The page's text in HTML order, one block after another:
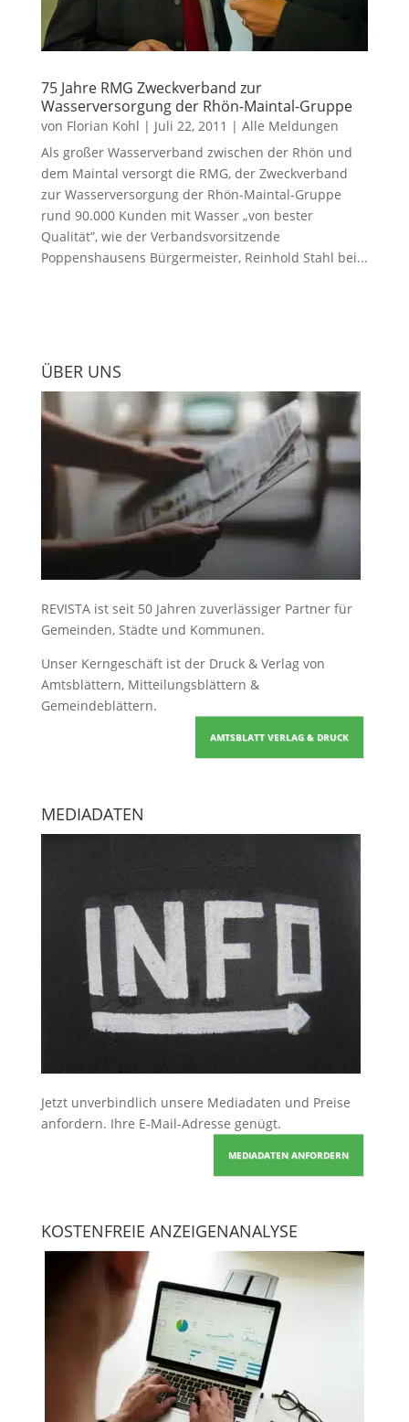
75 Jahre RMG Zweckverband zur
Wasserversorgung der Rhön-Maintal-Gruppe
von Florian Kohl | Juli 22, 2011 | Alle Meldungen
Als großer Wasserverband zwischen der Rhön und
dem Maintal versorgt die RMG, der Zweckverband
zur Wasserversorgung der Rhön-Maintal-Gruppe
rund 90.000 Kunden mit Wasser „von bester
Qualität”, wie der Verbandsvorsitzende
Poppenshausens Bürgermeister, Reinhold Stahl bei...
ÜBER UNS
REVISTA ist seit 50 Jahren zuverlässiger Partner für
Gemeinden, Städte und Kommunen.
Unser Kerngeschäft ist der Druck & Verlag von
Amtsblättern, Mitteilungsblättern &
Gemeindeblättern.
AMTSBLATT VERLAG & DRUCK
MEDIADATEN
Jetzt unverbindlich unsere Mediadaten und Preise
anfordern. Ihre E-Mail-Adresse genügt.
MEDIADATEN ANFORDERN
KOSTENFREIE ANZEIGENANALYSE